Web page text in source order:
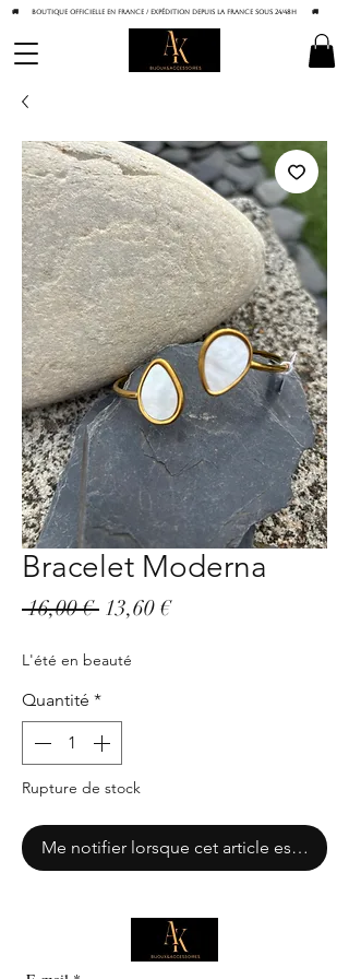
🚚 BOUTIQUE OFFICIELLE EN FRANCE / Expédition depuis la France sous 24/48h 🚚
Bracelet Moderna
16,00 € Prix
13,60 €Prix
L'été en beauté
Quantité *
Rupture de stock
Me notifier lorsque cet article est